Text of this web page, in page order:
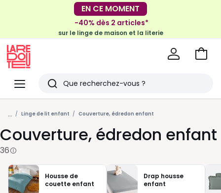
-30€ tous les 100€*
sur le meuble & la déco
EN CE MOMENT
-40% dès 2 articles*
sur le linge de maison et la literie
Menu
Redoute
Rechercher
Derniers
articles
vus
Voir
... Linge de lit enfant Couverture, édredon enfant
Couverture, édredon enfant
36
Housse de
couette enfant
Drap housse
enfant